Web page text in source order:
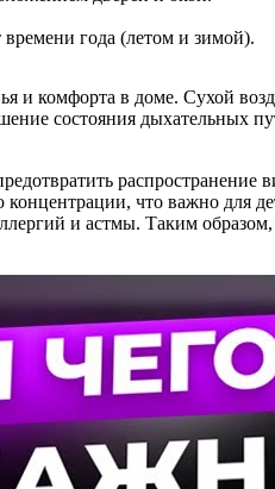
года (летом и зимой).
и комфорта в доме. Сухой
состояния дыхательных
распространение
что важно для
и астмы. Таким